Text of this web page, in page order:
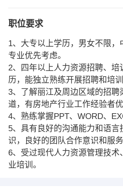
职位要求
1、大专以上学历，男女不限
专业优先考虑。
2、四年以上人力资源招聘、
历，能独立熟练开展招聘和培训
3、了解丽江及周边区域的招聘
道，有房地产行业工作经验者
4、熟练掌握PPT、WORD、
5、具有良好的沟通能力和语言
识，良好的团队合作意识和服务
6、受过现代人力资源管理技术
业培训。